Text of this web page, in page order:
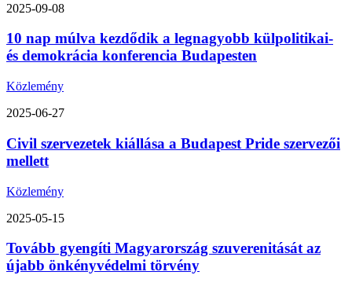
2025-09-08
10 nap múlva kezdődik a legnagyobb külpolitikai-
és demokrácia konferencia Budapesten
Közlemény
2025-06-27
Civil szervezetek kiállása a Budapest Pride szervezői
mellett
Közlemény
2025-05-15
Tovább gyengíti Magyarország szuverenitását az
újabb önkényvédelmi törvény